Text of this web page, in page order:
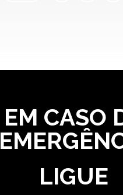
EM CASO
LIGUE